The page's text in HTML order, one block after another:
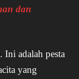
dan
Ini adalah pesta
yang